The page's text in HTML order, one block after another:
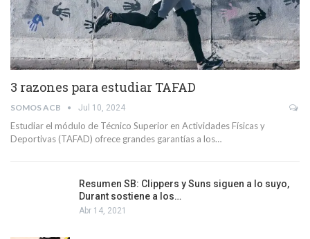
3 razones para estudiar TAFAD
SOMOS ACB Jul 10, 2024
Estudiar el módulo de Técnico Superior en Actividades Físicas y
Deportivas (TAFAD) ofrece grandes garantías a los…
Resumen SB: Clippers y Suns siguen a lo suyo,
Durant sostiene a los…
Abr 14, 2021